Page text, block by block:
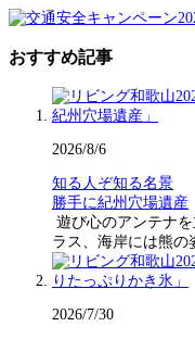
おすすめ記事
2026/8/6
知る人ぞ知る名景
勝手に紀州穴場遺産
遊び心のアンテナ
ラス、海岸には熊
2026/7/30